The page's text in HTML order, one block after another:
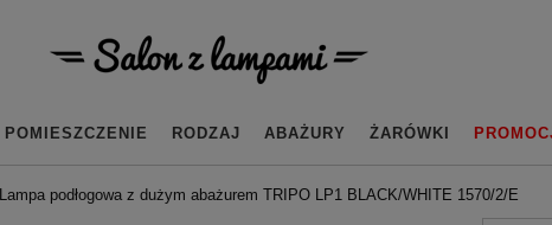
POMIESZCZENIE RODZAJ ABAŻURY ŻARÓWKI
Lampa podłogowa z dużym abażurem TRIPO LP1 BLACK/WHITE 1570/2/E